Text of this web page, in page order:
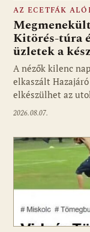
Fotó: media1.hu
AZ ECETFÁK
Kitörés-túra
üzletek a
A nézők kilenc
elkaszált
elkészülhet az
2026.08.07.